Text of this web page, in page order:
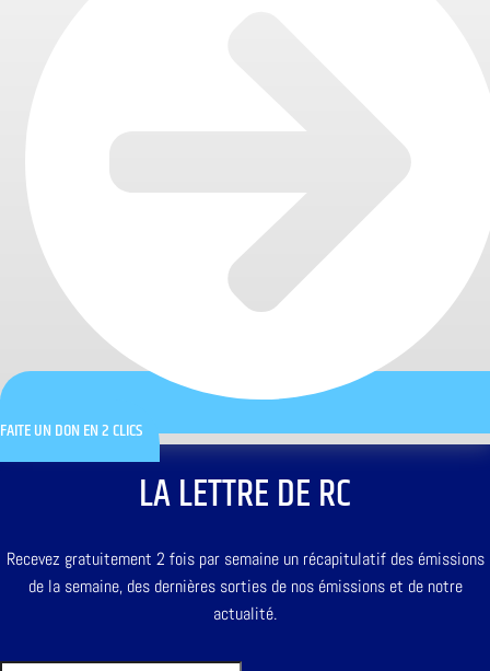
FAITE UN DON EN 2 CLICS
LA LETTRE DE RC
Recevez gratuitement 2 fois par semaine un récapitulatif des émissions
de la semaine, des dernières sorties de nos émissions et de notre
actualité.